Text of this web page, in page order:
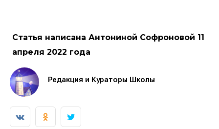
Статья написана Антониной Софроновой 11
апреля 2022 года
Редакция и Кураторы Школы